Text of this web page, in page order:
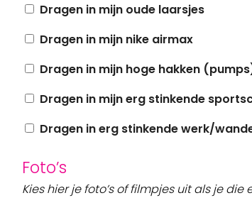
Dragen in mijn oude laarsjes
Dragen in mijn nike airmax
Dragen in mijn hoge hakken
Dragen in mijn erg stinkende
Dragen in erg stinkende werk/
Foto’s
Kies hier je foto’s of filmpjes uit als je die